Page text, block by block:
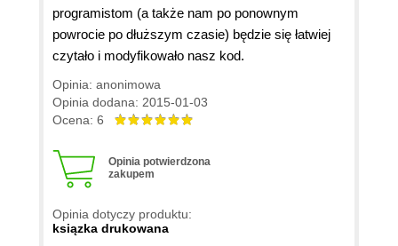
programistom (a także nam po ponownym
powrocie po dłuższym czasie) będzie się łatwiej
czytało i modyfikowało nasz kod.
Opinia: anonimowa
Opinia dodana: 2015-01-03
Ocena: 6
Opinia potwierdzona
zakupem
Opinia dotyczy produktu:
ksiązka drukowana